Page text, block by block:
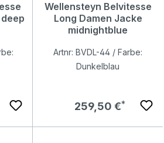
Wellensteyn Belvitesse
Long Damen Jacke
midnightblue
Artnr: BVDL-44 / Farbe:
Dunkelblau
Regulärer Preis:
259,50 €